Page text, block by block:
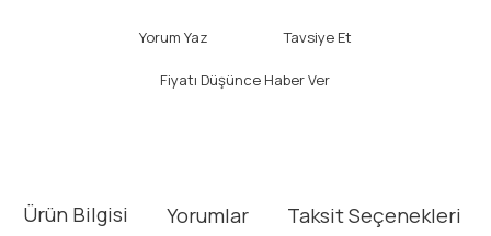
Yorum Yaz Tavsiye Et
Fiyatı Düşünce Haber Ver
Ürün Bilgisi Yorumlar Taksit Seçenekleri